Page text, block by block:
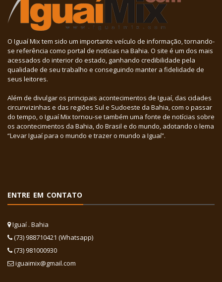
O Iguaí Mix tem sido um importante veículo de informação, tornando-
se referência como portal de notícias na Bahia. O site é um dos mais
acessados do interior do estado, ganhando credibilidade pela
qualidade de seu trabalho e conseguindo manter a fidelidade de
seus leitores.
Além de divulgar os principais acontecimentos de Iguaí, das cidades
circunvizinhas e das regiões Sul e Sudoeste da Bahia, com o passar
do tempo, o Iguaí Mix tornou-se também uma fonte de notícias sobre
os acontecimentos da Bahia, do Brasil e do mundo, adotando o lema
“Levar Iguaí para o mundo e trazer o mundo a Iguaí”.
ENTRE EM CONTATO
Iguaí . Bahia
(73) 988710421 (Whatsapp)
(73) 981000930
iguaimix@gmail.com